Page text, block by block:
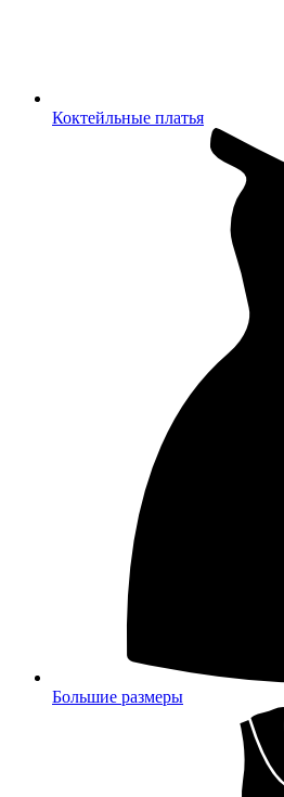
Коктейльные платья
Большие размеры